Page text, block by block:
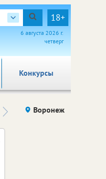
18+
6 августа 2026 г.
четверг
Конкурсы
Здоровье компаний (на
Воронеж